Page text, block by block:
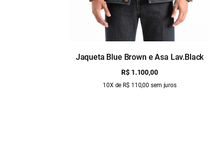
Jaqueta Blue Brown e Asa Lav.Black
R$ 1.100,00
10X de R$ 110,00 sem juros